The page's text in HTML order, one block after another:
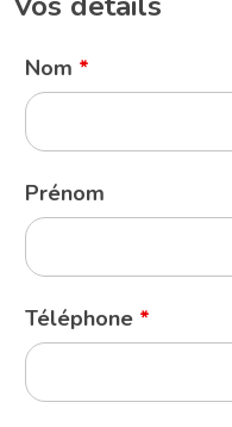
Nom *
Prénom
Téléphone *